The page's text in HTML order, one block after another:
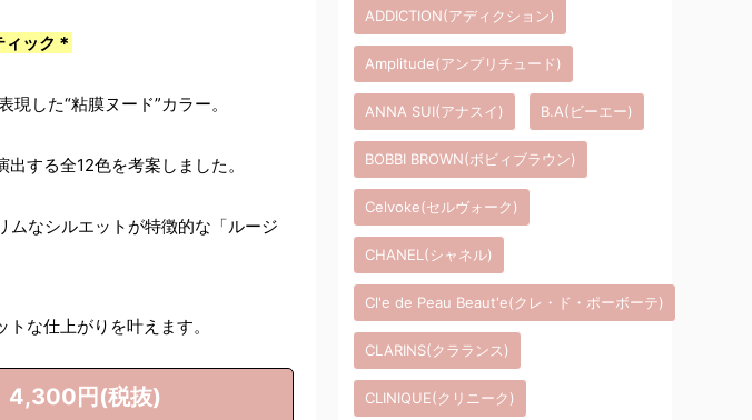
ック＊
した“粘膜ヌード”カラー。
する全12色を考案しました。
ムなシルエットが特徴的な「ルージ
な仕上がりを叶えます。
4,300円(税抜)
ADDICTION(アディクション)
Amplitude(アンプリチュード)
ANNA SUI(アナスイ) B.A(ビーエー)
BOBBI BROWN(ボビィブラウン)
Celvoke(セルヴォーク)
CHANEL(シャネル)
Cl'e de Peau Beaut'e(クレ・ド・ポーボーテ)
CLARINS(クラランス)
CLINIQUE(クリニーク)